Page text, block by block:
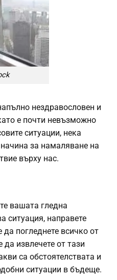
нездравословен и
е почти невъзможно
ситуации, нека
за намаляване на
върху нас.
вашата гледна
ситуация, направете
да погледнете всичко от
извлечете от тази
са обстоятелствата и
ситуации в бъдеще.